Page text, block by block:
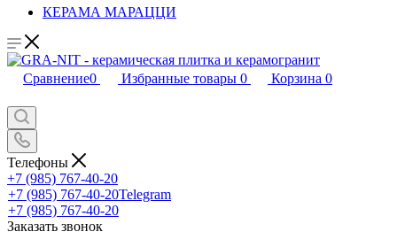
КЕРАМА МАРАЦЦИ
Сравнение0 Избранные товары 0 Корзина 0
Телефоны
+7 (985) 767-40-20
+7 (985) 767-40-20Telegram
+7 (985) 767-40-20
Заказать звонок